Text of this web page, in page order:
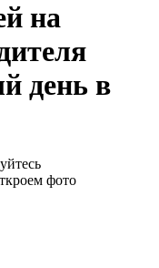
на
день в
фото